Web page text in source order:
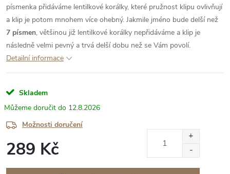
písmenka přidáváme lentilkové korálky, které pružnost klipu ovlivňují
a klip je potom mnohem více ohebný. Jakmile jméno bude delší než
7 písmen, většinou již lentilkové korálky nepřidáváme a klip je
následně velmi pevný a trvá delší dobu než se Vám povolí.
Detailní informace
Skladem
12.8.2026
Možnosti doručení
289 Kč